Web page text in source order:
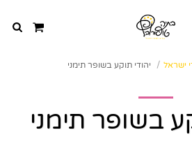
ישראל יהודי תוקע בשופר תימני
בשופר תימני